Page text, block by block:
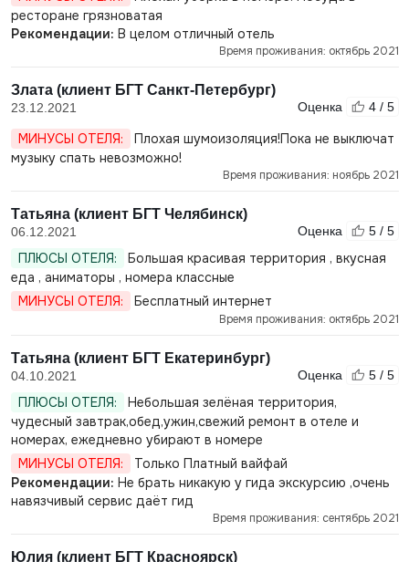
ресторане грязноватая
Рекомендации: В целом отличный отель
Время проживания: октябрь 2021
Злата (клиент БГТ Санкт-Петербург)
23.12.2021 Оценка 4 / 5
МИНУСЫ ОТЕЛЯ:
Плохая шумоизоляция!Пока не выключат
музыку спать невозможно!
Время проживания: ноябрь 2021
Татьяна (клиент БГТ Челябинск)
06.12.2021 Оценка 5 / 5
ПЛЮСЫ ОТЕЛЯ:
Большая красивая территория , вкусная
еда , аниматоры , номера классные
МИНУСЫ ОТЕЛЯ:
Бесплатный интернет
Время проживания: октябрь 2021
Татьяна (клиент БГТ Екатеринбург)
04.10.2021 Оценка 5 / 5
ПЛЮСЫ ОТЕЛЯ:
Небольшая зелёная территория,
чудесный завтрак,обед,ужин,свежий ремонт в отеле и
номерах, ежедневно убирают в номере
МИНУСЫ ОТЕЛЯ:
Только Платный вайфай
Рекомендации: Не брать никакую у гида экскурсию ,очень
навязчивый сервис даёт гид
Время проживания: сентябрь 2021
Юлия (клиент БГТ Красноярск)